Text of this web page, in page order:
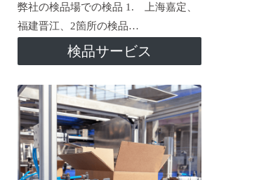
弊社の検品場での検品 1. 上海嘉定、
福建晋江、2箇所の検品…
検品サービス